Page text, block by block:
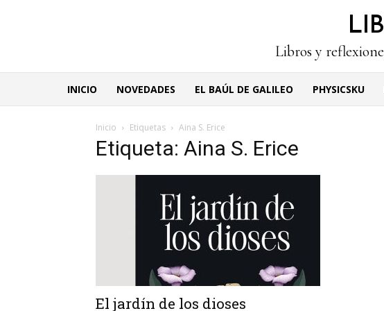
Libros y
INICIO NOVEDADES EL BAÚL DE GALILEO PHYSICSKU
Inicio Etiquetas Aina S. Erice
Etiqueta: Aina S. Erice
El jardín de los dioses